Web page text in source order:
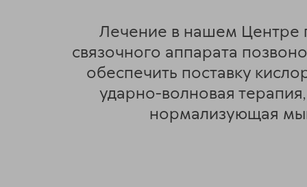
Лечение в нашем Центре
связочного аппарата
обеспечить поставку
ударно-волновая
нормализующая